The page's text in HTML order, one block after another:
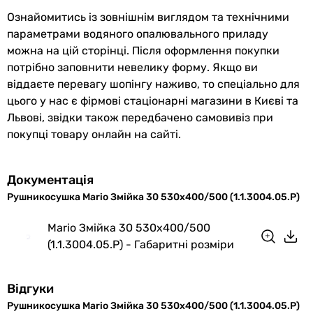
Побачили помилку в описі або характеристиках?
Повідомте нам про це!
Повідомити про помилку
Характеристики, комплектація та фотографії Mario Змійка 30
530х400/500 (1.1.3004.05.P) носять ознайомлювальний
характер і можуть змінюватися виробником без
повідомлення. Магазин не несе відповідальності за зміни,
внесені виробником.
Ознайомитись із зовнішнім виглядом та технічними
параметрами водяного опалювального приладу
можна на цій сторінці. Після оформлення покупки
потрібно заповнити невелику форму. Якщо ви
віддаєте перевагу шопінгу наживо, то спеціально для
цього у нас є фірмові стаціонарні магазини в Києві та
Львові, звідки також передбачено самовивіз при
покупці товару онлайн на сайті.
Документація
Рушникосушка Mario Змійка 30 530х400/500 (1.1.3004.05.P)
Mario Змійка 30 530х400/500
(1.1.3004.05.P) - Габаритні розміри
Відгуки
Рушникосушка Mario Змійка 30 530х400/500 (1.1.3004.05.P)